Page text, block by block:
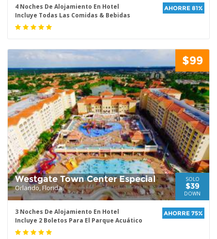
4 Noches De Alojamiento En Hotel
Incluye Todas Las Comidas & Bebidas
AHORRE 81%
$99
Westgate Town Center Especial
Orlando, Florida
SOLO
$39
DOWN
3 Noches De Alojamiento En Hotel
Incluye 2 Boletos Para El Parque Acuático
AHORRE 75%